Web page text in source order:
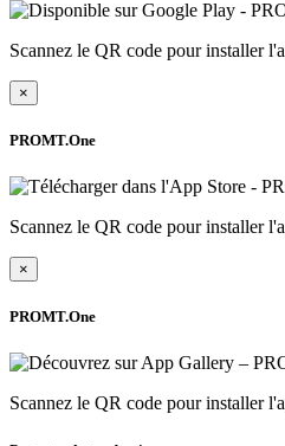
Scannez le QR code pour installer
×
PROMT.One
Scannez le QR code pour installer
×
PROMT.One
Scannez le QR code pour installer